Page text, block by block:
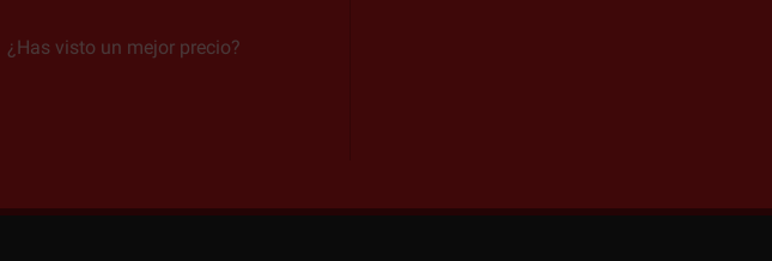
¿Has visto un mejor precio?